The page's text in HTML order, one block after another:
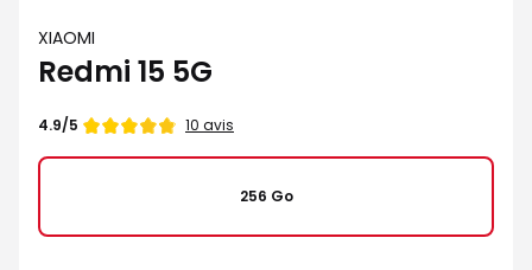
XIAOMI
Redmi 15 5G
4.9/5 Note
4.9
10 avis
256 Go